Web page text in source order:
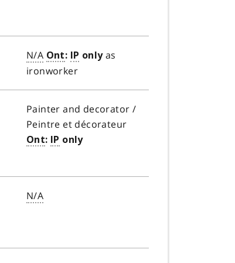
N/A Ont: IP onlyas
ironworker
Painter and decorator /
Peintre et décorateur
Ont: IP only
N/A